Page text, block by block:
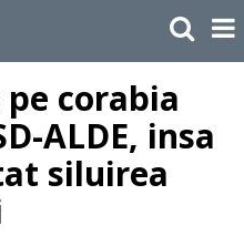
corabia
ALDE, insa
siluirea